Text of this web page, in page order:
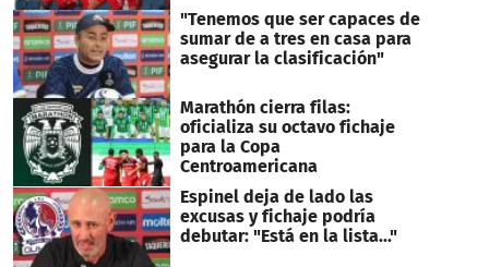
"Tenemos que ser capaces de
sumar de a tres en casa para
asegurar la clasificación"
Marathón cierra filas:
oficializa su octavo fichaje
para la Copa
Centroamericana
Espinel deja de lado las
excusas y fichaje podría
debutar: "Está en la lista..."